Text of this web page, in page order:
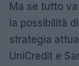
Ma se tutto
la possibilità
strategia
UniCredit e